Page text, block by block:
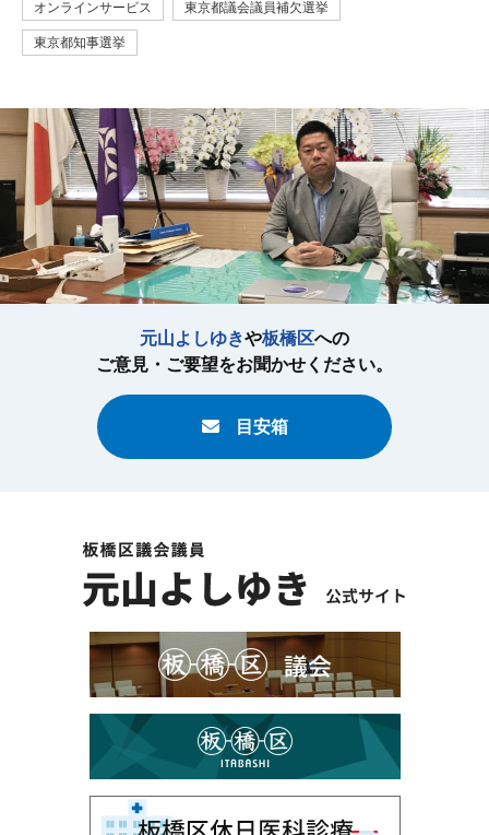
オンラインサービス 東京都議会議員補欠選挙
東京都知事選挙
元山よしゆきや板橋区への
ご意見・ご要望をお聞かせください。
目安箱